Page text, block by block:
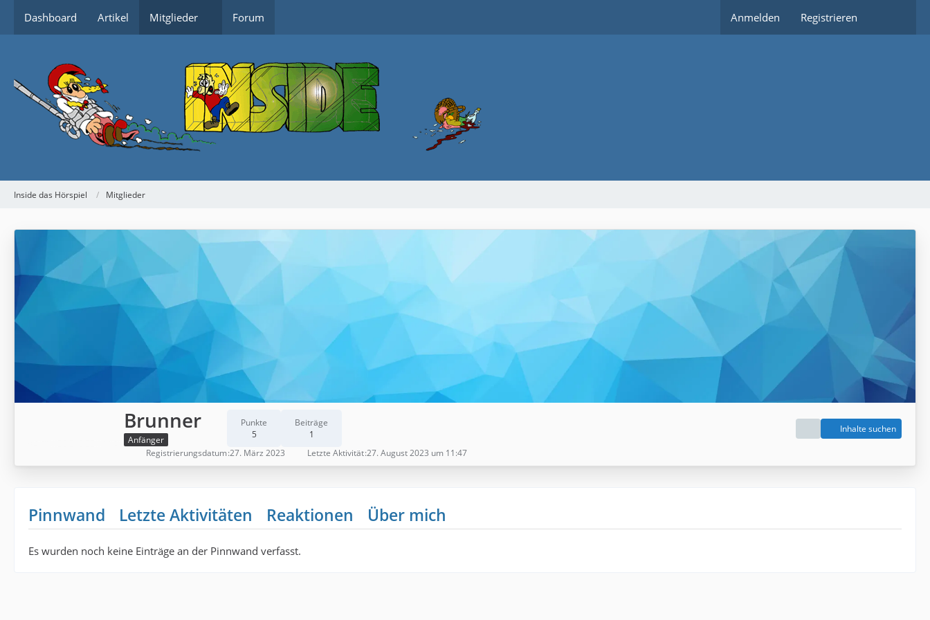
Dashboard Artikel Mitglieder Forum Anmelden Registrieren
Inside das Hörspiel Mitglieder
Brunner
Anfänger
Punkte
5
Beiträge
1
Inhalte suchen
Registrierungsdatum 27. März 2023 Letzte Aktivität 27. August 2023 um 11:47
Pinnwand Letzte Aktivitäten Reaktionen Über mich
Es wurden noch keine Einträge an der Pinnwand verfasst.